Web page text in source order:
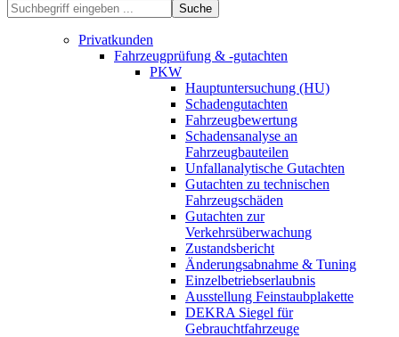
Suche
Privatkunden
Fahrzeugprüfung & -gutachten
PKW
Hauptuntersuchung (HU)
Schadengutachten
Fahrzeugbewertung
Schadensanalyse an
Fahrzeugbauteilen
Unfallanalytische Gutachten
Gutachten zu technischen
Fahrzeugschäden
Gutachten zur
Verkehrsüberwachung
Zustandsbericht
Änderungsabnahme & Tuning
Einzelbetriebserlaubnis
Ausstellung Feinstaubplakette
DEKRA Siegel für
Gebrauchtfahrzeuge